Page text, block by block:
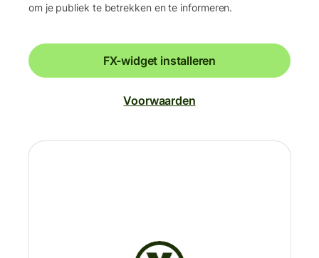
om je publiek te betrekken en te informeren.
FX-widget installeren
Voorwaarden